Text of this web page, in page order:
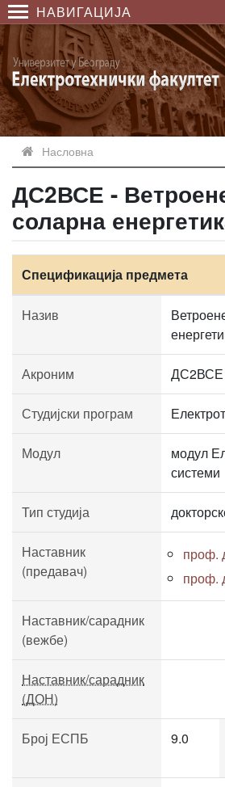
НАВИГАЦИЈА
Насловна
ДС2ВСЕ -
соларна
Спецификација предмета
Назив
Акроним ДС2ВСЕ
Студијски програм
Модул
модул
системи
Тип студија
Наставник
(предавач)
проф.
проф.
Наставник/сарадник
(вежбе)
Наставник/сарадник
(ДОН)
Број ЕСПБ 9.0